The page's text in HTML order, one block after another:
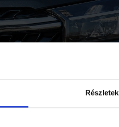
Részletek